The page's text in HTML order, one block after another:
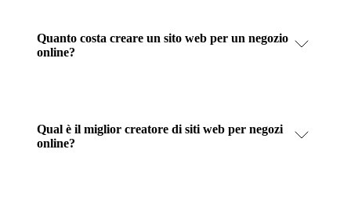
Quanto costa creare un sito web per un negozio
online?
Qual è il miglior creatore di siti web per negozi
online?